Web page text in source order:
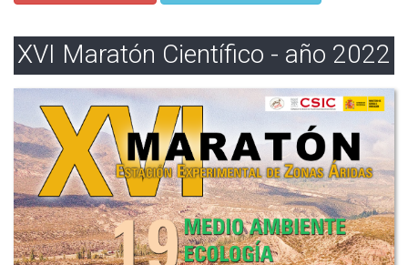
XVI Maratón Científico - año 2022